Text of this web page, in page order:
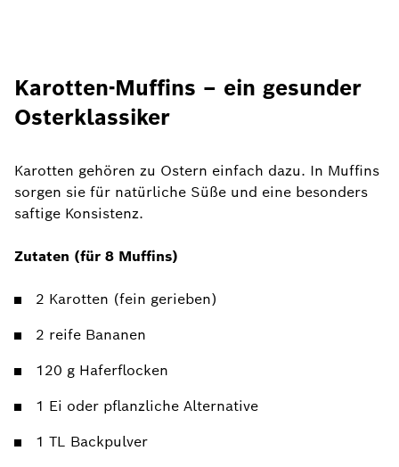
Karotten-Muffins – ein gesunder
Osterklassiker
Karotten gehören zu Ostern einfach dazu. In Muffins
sorgen sie für natürliche Süße und eine besonders
saftige Konsistenz.
Zutaten (für 8 Muffins)
2 Karotten (fein gerieben)
2 reife Bananen
120 g Haferflocken
1 Ei oder pflanzliche Alternative
1 TL Backpulver